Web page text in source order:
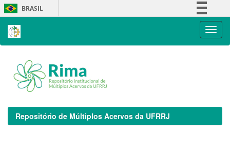
Skip
navigation
BRASIL
Repositório de Múltiplos Acervos da UFRRJ